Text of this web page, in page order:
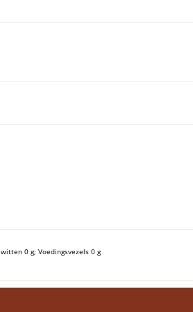
0 g; Voedingsvezels 0 g